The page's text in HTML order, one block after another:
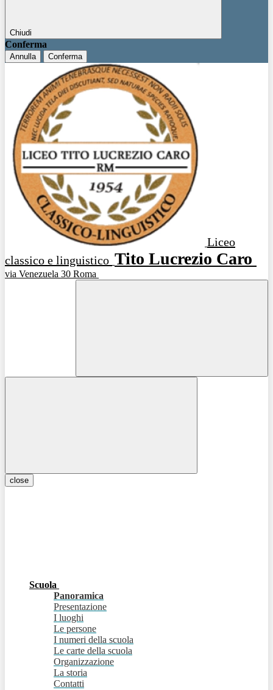
Chiudi
Conferma
Annulla Conferma
Liceo
classico e linguistico Tito Lucrezio Caro
via Venezuela 30 Roma
close
Scuola
Panoramica
Presentazione
I luoghi
Le persone
I numeri della scuola
Le carte della scuola
Organizzazione
La storia
Contatti